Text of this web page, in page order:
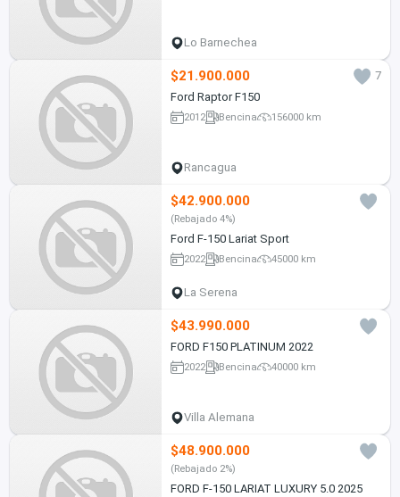
Lo Barnechea
$21.900.000
7
Ford Raptor F150
2012 Bencina 156000 km
Rancagua
$42.900.000
(Rebajado 4%)
Ford F-150 Lariat Sport
2022 Bencina 45000 km
La Serena
$43.990.000
FORD F150 PLATINUM 2022
2022 Bencina 40000 km
Villa Alemana
$48.900.000
(Rebajado 2%)
FORD F-150 LARIAT LUXURY 5.0 2025